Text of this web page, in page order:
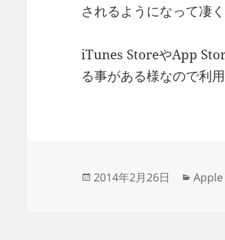
されるようになって凄
iTunes StoreやApp
る事がある様なので利
投
2014年2月26日
カ